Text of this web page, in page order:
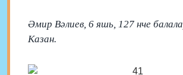
Әмир Вәлиев, 6 яшь, 127 нче
Казан.